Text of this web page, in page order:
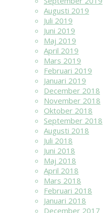
Augusti 2019
Juli 2019
Juni 2019
Maj 2019
April 2019
Mars 2019
Februari 2019
Januari 2019
December 2018
November 2018
Oktober 2018
September 2018
Augusti 2018
Juli 2018
Juni 2018
Maj 2018
April 2018
Mars 2018
Februari 2018
Januari 2018
December 2017